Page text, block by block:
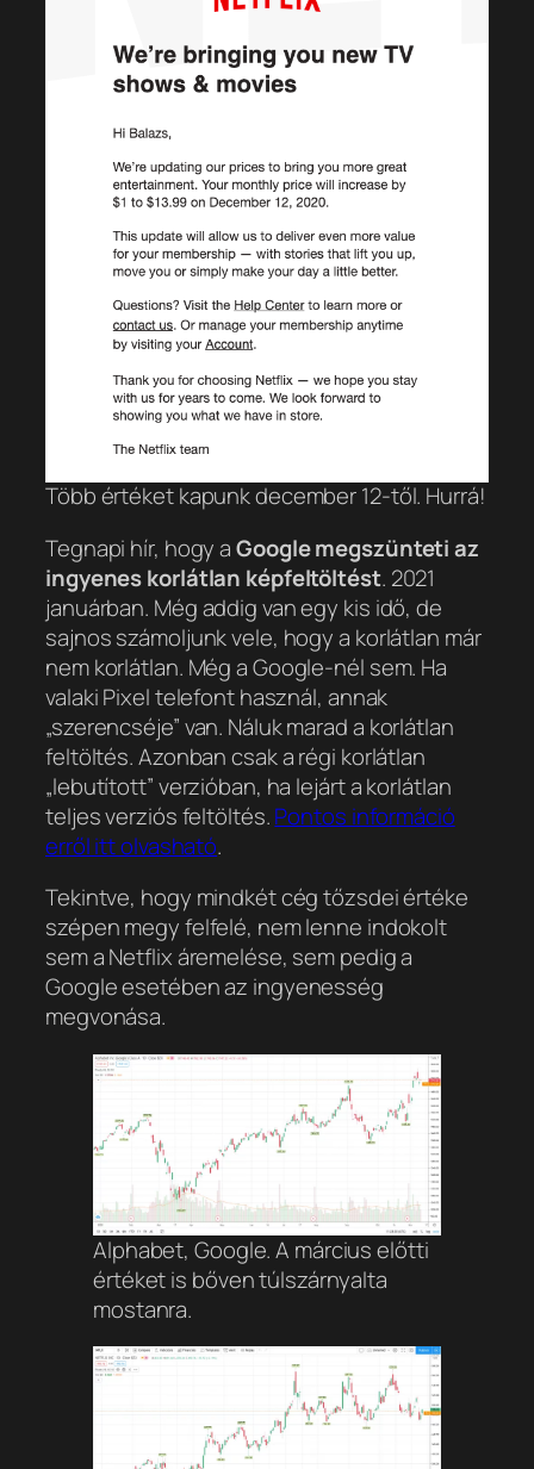
Több értéket kapunk december 12-től. Hurrá!
Tegnapi hír, hogy aGoogle megszünteti az
ingyenes korlátlan képfeltöltést. 2021
januárban. Még addig van egy kis idő, de
sajnos számoljunk vele, hogy a korlátlan már
nem korlátlan. Még a Google-nél sem. Ha
valaki Pixel telefont használ, annak
„szerencséje” van. Náluk marad a korlátlan
feltöltés. Azonban csak a régi korlátlan
„lebutított” verzióban, ha lejárt a korlátlan
teljes verziós feltöltés.Pontos információ
erről itt olvasható.
Tekintve, hogy mindkét cég tőzsdei értéke
szépen megy felfelé, nem lenne indokolt
sem a Netflix áremelése, sem pedig a
Google esetében az ingyenesség
megvonása.
Alphabet, Google. A március előtti
értéket is bőven túlszárnyalta
mostanra.